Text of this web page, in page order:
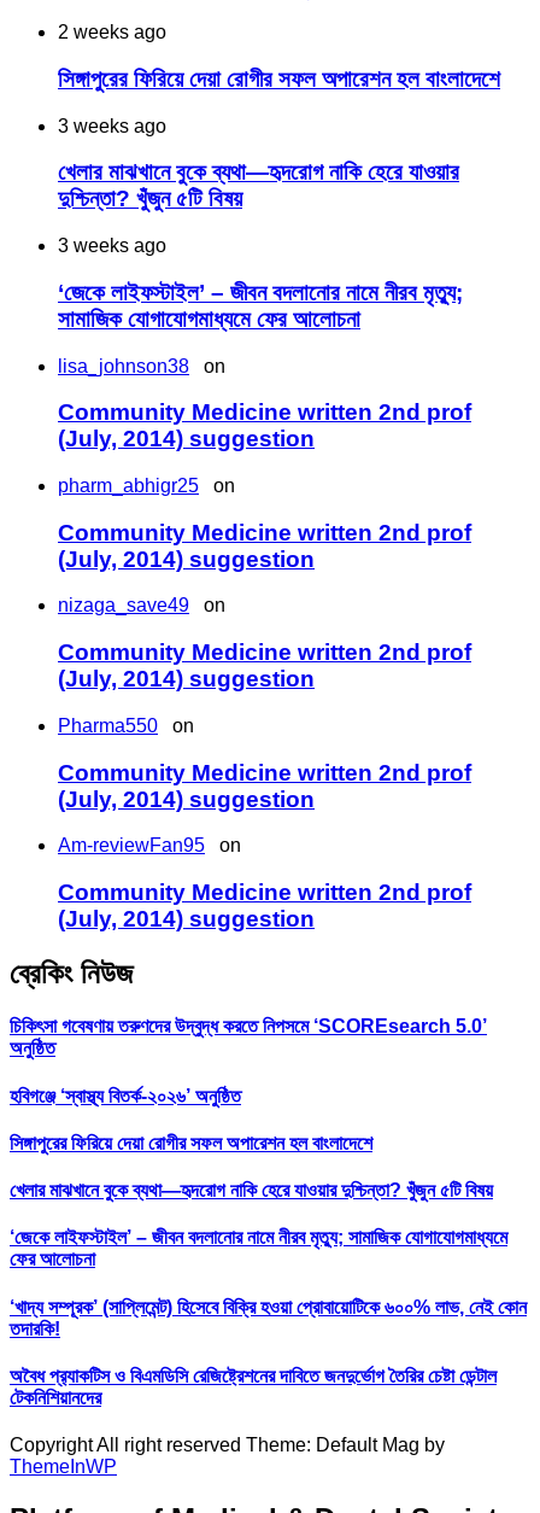
2 weeks ago
সিঙ্গাপুরের ফিরিয়ে দেয়া রোগীর সফল অপারেশন হল বাংলাদেশে
3 weeks ago
খেলার মাঝখানে বুকে ব্যথা—হৃদরোগ নাকি হেরে যাওয়ার
দুশ্চিন্তা? খুঁজুন ৫টি বিষয়
3 weeks ago
‘জেকে লাইফস্টাইল’ – জীবন বদলানোর নামে নীরব মৃত্যু;
সামাজিক যোগাযোগমাধ্যমে ফের আলোচনা
lisa_johnson38 on
Community Medicine written 2nd prof
(July, 2014) suggestion
pharm_abhigr25 on
Community Medicine written 2nd prof
(July, 2014) suggestion
nizaga_save49 on
Community Medicine written 2nd prof
(July, 2014) suggestion
Pharma550 on
Community Medicine written 2nd prof
(July, 2014) suggestion
Am-reviewFan95 on
Community Medicine written 2nd prof
(July, 2014) suggestion
ব্রেকিং নিউজ
চিকিৎসা গবেষণায় তরুণদের উদ্বুদ্ধ করতে নিপসমে ‘SCOREsearch 5.0’
অনুষ্ঠিত
হবিগঞ্জে ‘স্বাস্থ্য বিতর্ক-২০২৬’ অনুষ্ঠিত
সিঙ্গাপুরের ফিরিয়ে দেয়া রোগীর সফল অপারেশন হল বাংলাদেশে
খেলার মাঝখানে বুকে ব্যথা—হৃদরোগ নাকি হেরে যাওয়ার দুশ্চিন্তা? খুঁজুন ৫টি বিষয়
‘জেকে লাইফস্টাইল’ – জীবন বদলানোর নামে নীরব মৃত্যু; সামাজিক যোগাযোগমাধ্যমে
ফের আলোচনা
‘খাদ্য সম্পূরক’ (সাপ্লিমেন্ট) হিসেবে বিক্রি হওয়া প্রোবায়োটিকে ৬০০% লাভ, নেই কোন
তদারকি!
অবৈধ প্র‍্যাকটিস ও বিএমডিসি রেজিষ্ট্রেশনের দাবিতে জনদুর্ভোগ তৈরির চেষ্টা ডেন্টাল
টেকনিশিয়ানদের
Copyright All right reserved Theme: Default Mag by
ThemeInWP